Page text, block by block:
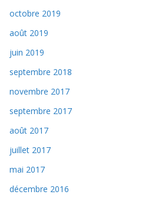
octobre 2019
août 2019
juin 2019
septembre 2018
novembre 2017
septembre 2017
août 2017
juillet 2017
mai 2017
décembre 2016